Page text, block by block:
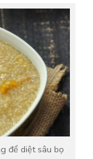
để diệt sâu bọ